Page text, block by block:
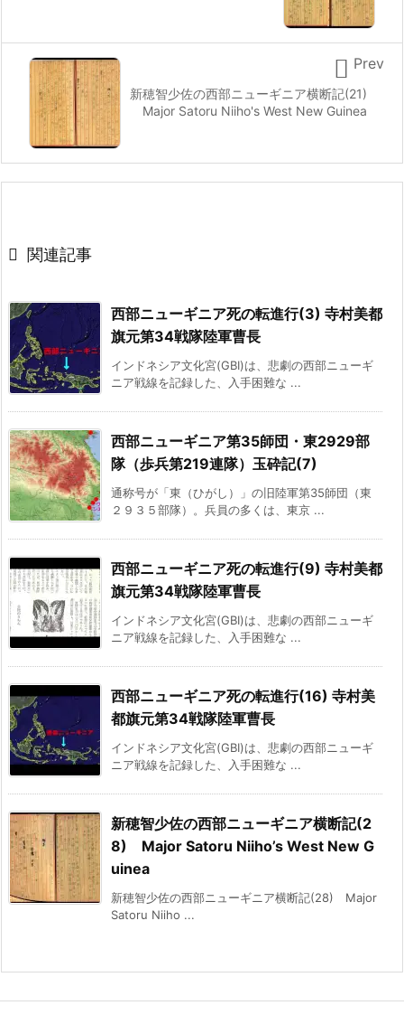
新穂智少佐の西部ニューギニア横断記(21)
Major Satoru Niiho's West New Guinea
 Prev
 関連記事
西部ニューギニア死の転進行(3) 寺村美都
旗元第34戦隊陸軍曹長
インドネシア文化宮(GBI)は、悲劇の西部ニューギ
ニア戦線を記録した、入手困難な ...
西部ニューギニア第35師団・東2929部
隊（歩兵第219連隊）玉砕記(7)
通称号が「東（ひがし）」の旧陸軍第35師団（東
２９３５部隊）。兵員の多くは、東京 ...
西部ニューギニア死の転進行(9) 寺村美都
旗元第34戦隊陸軍曹長
インドネシア文化宮(GBI)は、悲劇の西部ニューギ
ニア戦線を記録した、入手困難な ...
西部ニューギニア死の転進行(16) 寺村美
都旗元第34戦隊陸軍曹長
インドネシア文化宮(GBI)は、悲劇の西部ニューギ
ニア戦線を記録した、入手困難な ...
新穂智少佐の西部ニューギニア横断記(2
8) Major Satoru Niiho’s West New G
uinea
新穂智少佐の西部ニューギニア横断記(28) Major
Satoru Niiho ...